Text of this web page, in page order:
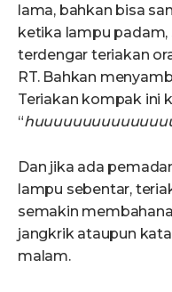
lama, bahkan bisa
ketika lampu
terdengar teriakan
RT. Bahkan
Teriakan kompak ini
“
Dan jika ada
lampu sebentar,
semakin
jangkrik ataupun
malam.